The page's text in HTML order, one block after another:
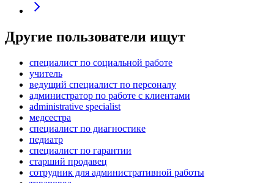
Другие пользователи ищут
специалист по социальной работе
учитель
ведущий специалист по персоналу
администратор по работе с клиентами
administrative specialist
медсестра
специалист по диагностике
педиатр
специалист по гарантии
старший продавец
сотрудник для административной работы